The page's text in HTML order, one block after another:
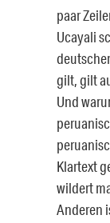
paar
Ucayali
gilt, gilt
Und
Klartext
wildert
Anderen